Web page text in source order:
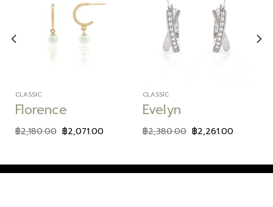
CLASSIC
Florence
฿2,180.00 ฿2,071.00
CLASSIC
Evelyn
฿2,380.00 ฿2,261.00